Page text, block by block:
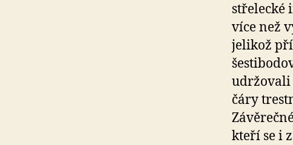
střelecké
více než
jelikož
udržovali
čáry
kteří se i